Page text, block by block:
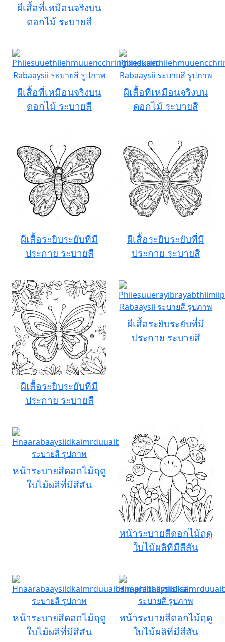
ผีเสื้อที่เหมือนจริงบน
ดอกไม้ ระบายสี
ผีเสื้อที่เหมือนจริงบน
ดอกไม้ ระบายสี
ผีเสื้อที่เหมือนจริงบน
ดอกไม้ ระบายสี
ผีเสื้อระยิบระยับที่มี
ประกาย ระบายสี
ผีเสื้อระยิบระยับที่มี
ประกาย ระบายสี
ผีเสื้อระยิบระยับที่มี
ประกาย ระบายสี
ผีเสื้อระยิบระยับที่มี
ประกาย ระบายสี
หน้าระบายสีดอกไม้ฤดู
ใบไม้ผลิที่มีสีสัน
หน้าระบายสีดอกไม้ฤดู
ใบไม้ผลิที่มีสีสัน
หน้าระบายสีดอกไม้ฤดู
ใบไม้ผลิที่มีสีสัน
หน้าระบายสีดอกไม้ฤดู
ใบไม้ผลิที่มีสีสัน